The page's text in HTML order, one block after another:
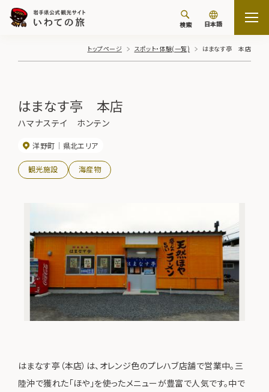
検索 日本語
トップページ スポット・体験(一覧) はまなす亭 本店
はまなす亭 本店
ハマナステイ ホンテン
洋野町 県北エリア
観光施設 海産物
はまなす亭（本店）は、オレンジ色のプレハブ店舗で営業中。三
陸沖で獲れた「ほや」を使ったメニューが豊富で人気です。中で